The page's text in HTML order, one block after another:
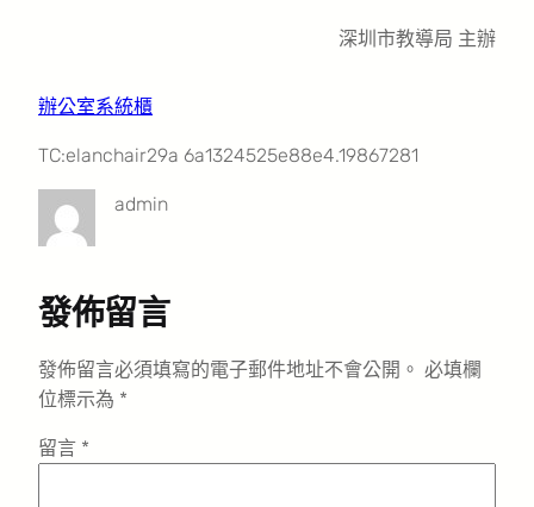
深圳市教導局 主辦
辦公室系統櫃
TC:elanchair29a 6a1324525e88e4.19867281
admin
發佈留言
發佈留言必須填寫的電子郵件地址不會公開。 必填欄
位標示為 *
留言 *